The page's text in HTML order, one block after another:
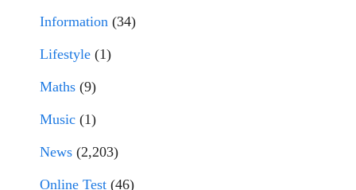
Information (34)
Lifestyle (1)
Maths (9)
Music (1)
News (2,203)
Online Test (46)